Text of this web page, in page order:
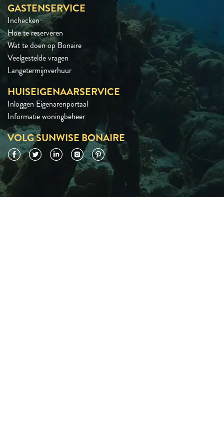
GASTENSERVICE
Inchecken
Hoe te reserveren
Wat te doen op Bonaire
Veelgestelde vragen
Langetermijnverhuur
HUISEIGENAARSERVICE
Inloggen Eigenarenportaal
Informatie woningbeheer
VOLG SUNWISE BONAIRE